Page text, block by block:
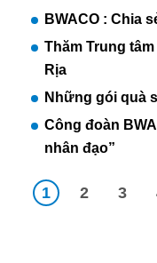
BWACO : Chia
Thăm Trung
Rịa
Những gói quà
Công đoàn
nhân đạo”
1 2 3